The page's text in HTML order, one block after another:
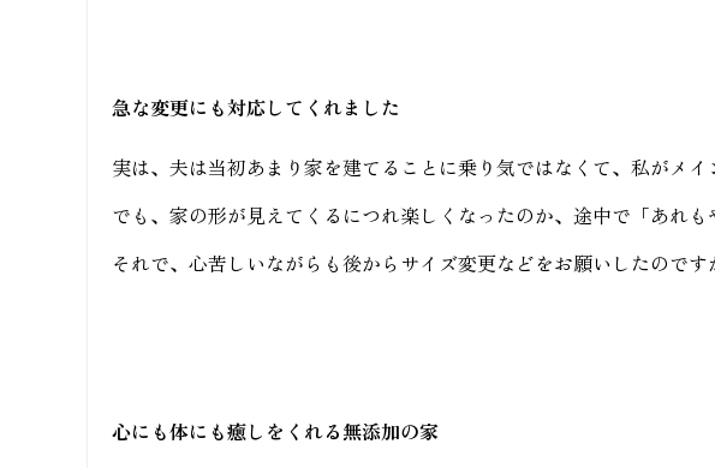
急な変更にも対応してくれました
実は、夫は当初あまり家を建てることに乗り気ではなくて、私がメイ
でも、家の形が見えてくるにつれ楽しくなったのか、途中で「あれ
それで、心苦しいながらも後からサイズ変更などをお願いしたので
心にも体にも癒しをくれる無添加の家